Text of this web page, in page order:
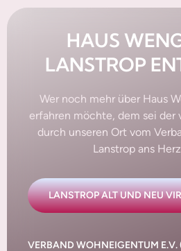
HAUS
LANSTROP
Wer noch mehr über Haus
erfahren möchte, dem sei der
durch unseren Ort vom
Lanstrop ans
LANSTROP ALT UND NEU
VERBAND WOHNEIGENTUM